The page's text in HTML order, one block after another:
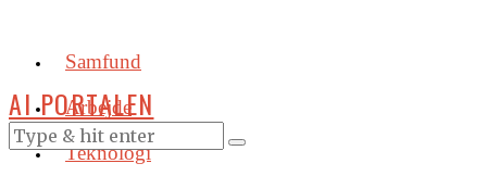
Samfund
Arbejde
Teknologi
AI PORTALEN